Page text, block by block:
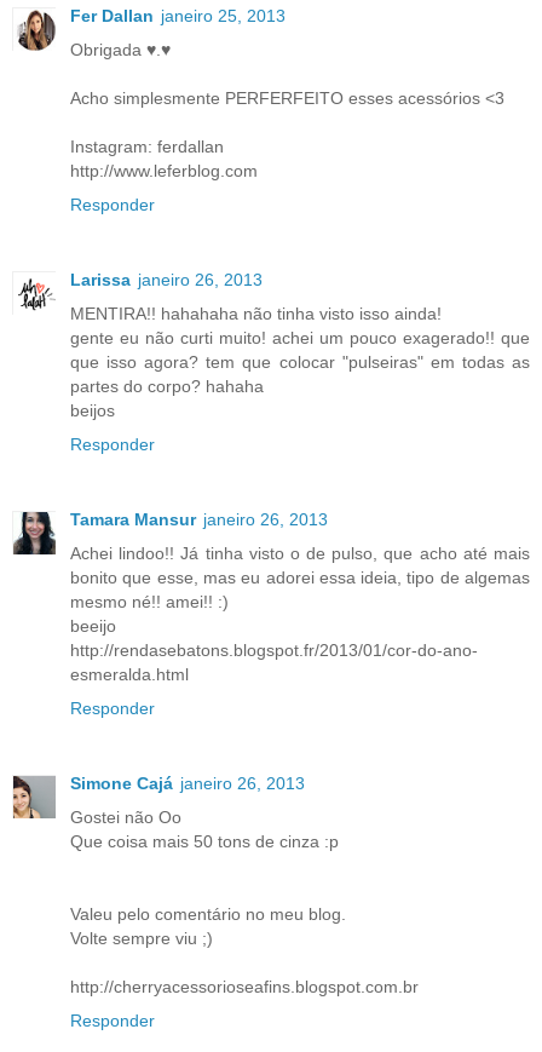
Fer Dallan janeiro 25, 2013
Obrigada ♥.♥
Acho simplesmente PERFERFEITO esses acessórios <3
Instagram: ferdallan
http://www.leferblog.com
Responder
Larissa janeiro 26, 2013
MENTIRA!! hahahaha não tinha visto isso ainda!
gente eu não curti muito! achei um pouco exagerado!! que
que isso agora? tem que colocar "pulseiras" em todas as
partes do corpo? hahaha
beijos
Responder
Tamara Mansur janeiro 26, 2013
Achei lindoo!! Já tinha visto o de pulso, que acho até mais
bonito que esse, mas eu adorei essa ideia, tipo de algemas
mesmo né!! amei!! :)
beeijo
http://rendasebatons.blogspot.fr/2013/01/cor-do-ano-
esmeralda.html
Responder
Simone Cajá janeiro 26, 2013
Gostei não Oo
Que coisa mais 50 tons de cinza :p
Valeu pelo comentário no meu blog.
Volte sempre viu ;)
http://cherryacessorioseafins.blogspot.com.br
Responder